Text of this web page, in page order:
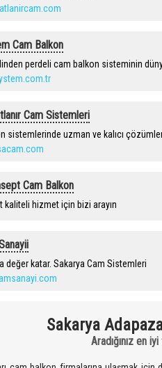
Cam Balkon
perdeli cam balkon sisteminin
Cam Sistemleri
sistemlerinde uzman ve kalıcı
Cam Balkon
kaliteli hizmet için bizi arayın
değer katar. Sakarya Cam Sistemleri
Sakarya
Aradığınız en